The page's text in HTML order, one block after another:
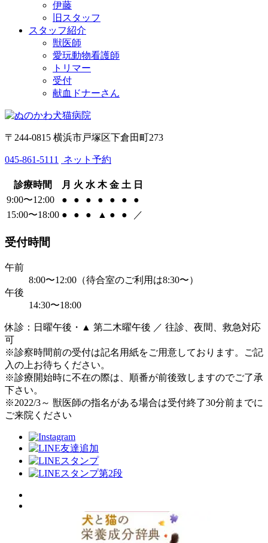
伊藤
旧スタッフ
スタッフ紹介
獣医師
愛玩動物看護師
トリマー
受付
献血ドナーさん
〒244-0815 横浜市戸塚区下倉田町273
045-861-5111 ネット予約
診療時間 月 火 水 木 金 土 日
9:00〜12:00
● ● ● ● ● ●
●
15:00〜18:00 ● ● ● ▲ ● ● ／
受付時間
午前
8:00〜12:00（待合室のご利用は8:30〜）
午後
14:30〜18:00
休診：日曜午後・▲ 第二木曜午後 ／ 往診、夜間、救急対応
可
※診察時間前の受付は記名用紙をご用意しております。ご記
入の上お待ちください。
※診療開始時に不在の際は、順番が前後致しますのでご了承
下さい。
※2022/3～ 獣医師の指名がある場合は受付終了30分前までに
ご来院ください